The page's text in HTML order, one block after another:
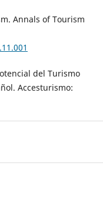
Annals of Tourism
del Turismo
Accesturismo: